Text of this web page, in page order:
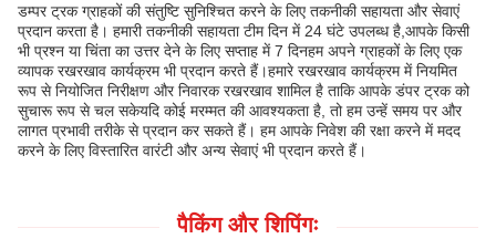
डम्पर ट्रक ग्राहकों की संतुष्टि सुनिश्चित करने के लिए तकनीकी सहायता और सेवाएं
प्रदान करता है। हमारी तकनीकी सहायता टीम दिन में 24 घंटे उपलब्ध है,आपके किसी
भी प्रश्न या चिंता का उत्तर देने के लिए सप्ताह में 7 दिनहम अपने ग्राहकों के लिए एक
व्यापक रखरखाव कार्यक्रम भी प्रदान करते हैं।हमारे रखरखाव कार्यक्रम में नियमित
रूप से नियोजित निरीक्षण और निवारक रखरखाव शामिल है ताकि आपके डंपर ट्रक को
सुचारू रूप से चल सकेयदि कोई मरम्मत की आवश्यकता है, तो हम उन्हें समय पर और
लागत प्रभावी तरीके से प्रदान कर सकते हैं। हम आपके निवेश की रक्षा करने में मदद
करने के लिए विस्तारित वारंटी और अन्य सेवाएं भी प्रदान करते हैं।
पैकिंग और शिपिंगः